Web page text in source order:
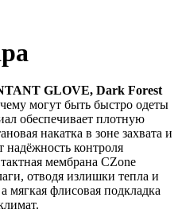
GLOVE, Dark Forest
могут быть быстро одеты
обеспечивает плотную
накатка в зоне захвата и
надёжность контроля
мембрана CZone
отводя излишки тепла и
флисовая подкладка